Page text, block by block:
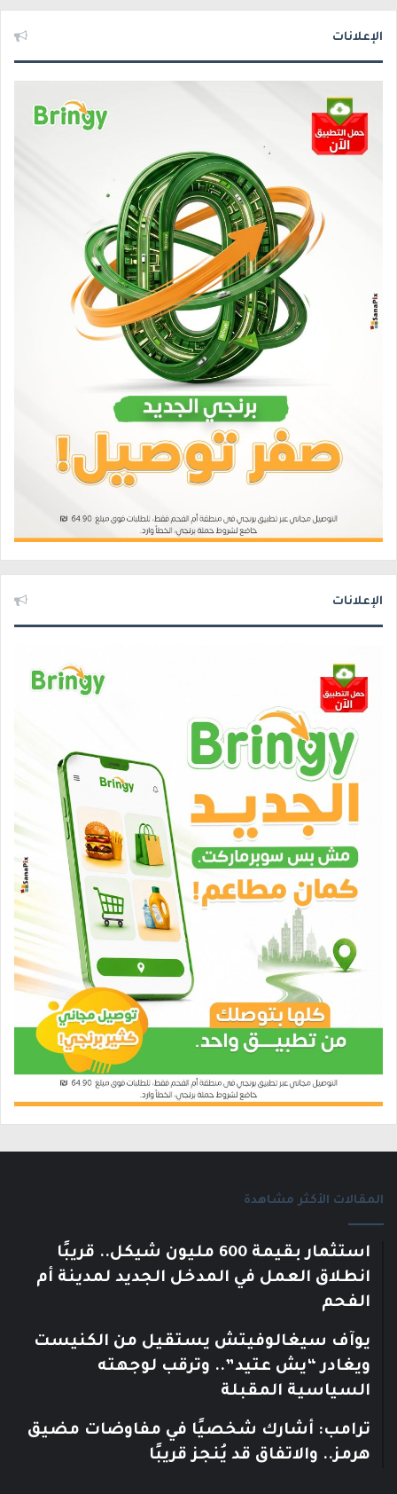
الإعلانات
الإعلانات
المقالات الأكثر مشاهدة
استثمار بقيمة 600 مليون شيكل.. قريبًا
انطلاق العمل في المدخل الجديد لمدينة أم
الفحم
يوآف سيغالوفيتش يستقيل من الكنيست
ويغادر “يش عتيد”.. وترقب لوجهته
السياسية المقبلة
ترامب: أشارك شخصيًا في مفاوضات مضيق
هرمز.. والاتفاق قد يُنجز قريبًا